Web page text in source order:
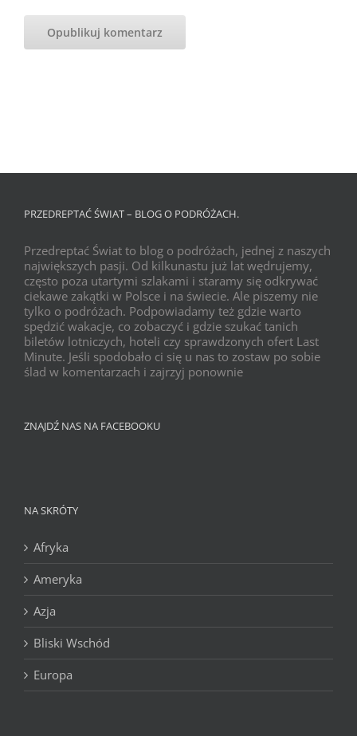
PRZEDREPTAĆ ŚWIAT – BLOG O PODRÓŻACH.
Przedreptać Świat to blog o podróżach, jednej z naszych
największych pasji. Od kilkunastu już lat wędrujemy,
często poza utartymi szlakami i staramy się odkrywać
ciekawe zakątki w Polsce i na świecie. Ale piszemy nie
tylko o podróżach. Podpowiadamy też gdzie warto
spędzić wakacje, co zobaczyć i gdzie szukać tanich
biletów lotniczych, hoteli czy sprawdzonych ofert Last
Minute. Jeśli spodobało ci się u nas to zostaw po sobie
ślad w komentarzach i zajrzyj ponownie
ZNAJDŹ NAS NA FACEBOOKU
NA SKRÓTY
Afryka
Ameryka
Azja
Bliski Wschód
Europa